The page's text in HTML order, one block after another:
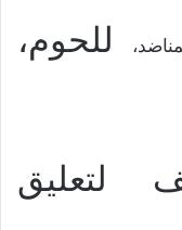
للحوم،
لتعليق